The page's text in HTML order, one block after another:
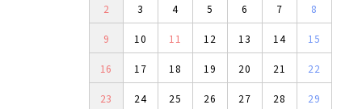
2 3 4 5 6 7 8
9 10 11 12 13 14 15
16 17 18 19 20 21 22
23 24 25 26 27 28 29